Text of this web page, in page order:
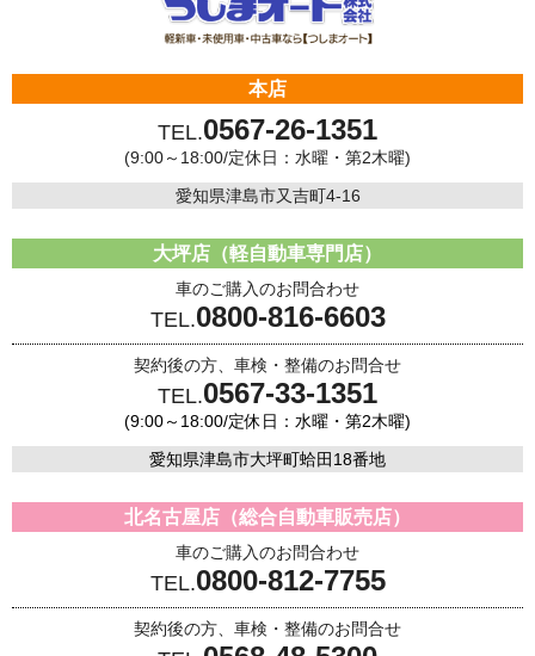
本店
TEL.0567-26-1351
(9:00～18:00/定休日：水曜・第2木曜)
愛知県津島市又吉町4-16
大坪店（軽自動車専門店）
車のご購入のお問合わせ
TEL.0800-816-6603
契約後の方、車検・整備のお問合せ
TEL.0567-33-1351
(9:00～18:00/定休日：水曜・第2木曜)
愛知県津島市大坪町蛤田18番地
北名古屋店（総合自動車販売店）
車のご購入のお問合わせ
TEL.0800-812-7755
契約後の方、車検・整備のお問合せ